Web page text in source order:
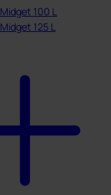
Midget 100 L
Midget 125 L